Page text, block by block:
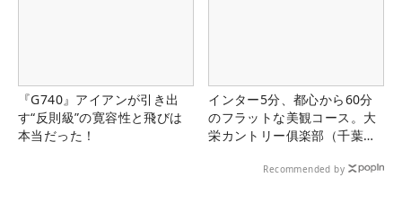
『G740』アイアンが引き出
す“反則級”の寛容性と飛びは
本当だった！
インター5分、都心から60分
のフラットな美観コース。大
栄カントリー俱楽部（千葉
Recommended by